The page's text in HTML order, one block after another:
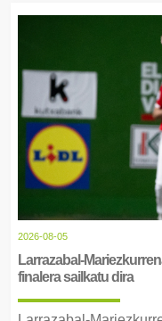
2026-08-05
Larrazabal-
finalera sailkatu dira